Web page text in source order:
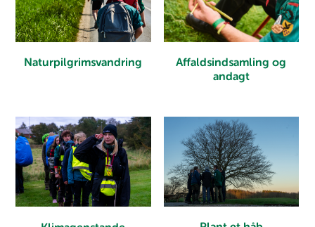
Naturpilgrimsvandring
Affaldsindsamling og
andagt